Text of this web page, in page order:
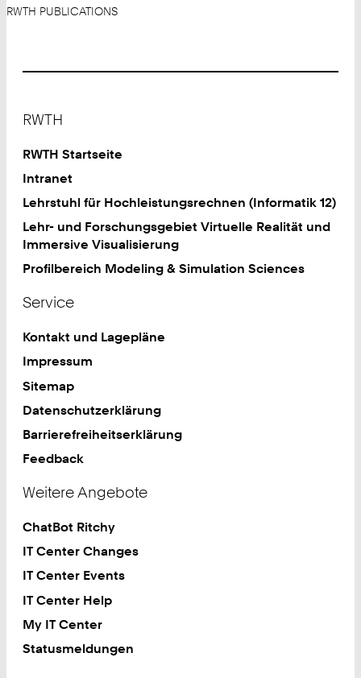
RWTH PUBLICATIONS
RWTH
RWTH Startseite
Intranet
Lehrstuhl für Hochleistungsrechnen (Informatik 12)
Lehr- und Forschungsgebiet Virtuelle Realität und
Immersive Visualisierung
Profilbereich Modeling & Simulation Sciences
Service
Kontakt und Lagepläne
Impressum
Sitemap
Datenschutzerklärung
Barrierefreiheitserklärung
Feedback
Weitere Angebote
ChatBot Ritchy
IT Center Changes
IT Center Events
IT Center Help
My IT Center
Statusmeldungen